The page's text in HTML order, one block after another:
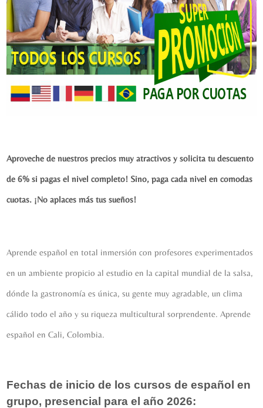
Aproveche de nuestros precios muy atractivos y solicita tu descuento
de 6% si pagas el nivel completo! Sino, paga cada nivel en comodas
cuotas. ¡No aplaces más tus sueños!
Aprende español en total inmersión con profesores experimentados
en un ambiente propicio al estudio en la capital mundial de la salsa,
dónde la gastronomía es única, su gente muy agradable, un clima
cálido todo el año y su riqueza multicultural sorprendente. Aprende
español en Cali, Colombia.
Fechas de inicio de los cursos de español en
grupo, presencial para el año 2026: